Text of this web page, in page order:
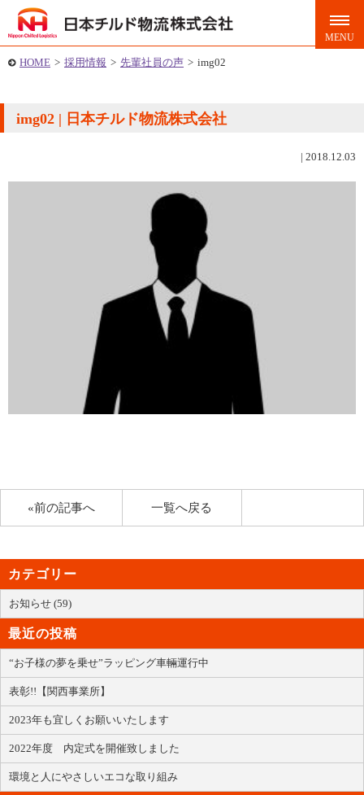
HOME > 採用情報 > 先輩社員の声 > img02
img02 | 日本チルド物流株式会社
| 2018.12.03
«前の記事へ 一覧へ戻る
カテゴリー
お知らせ (59)
最近の投稿
“お子様の夢を乗せ”ラッピング車輛運行中
表彰!!【関西事業所】
2023年も宜しくお願いいたします
2022年度 内定式を開催致しました
環境と人にやさしいエコな取り組み